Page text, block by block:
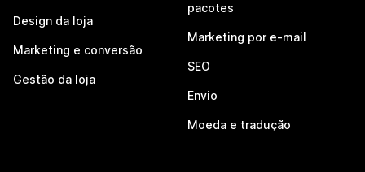
Design da loja
Marketing e conversão
Gestão da loja
pacotes
Marketing por e-mail
SEO
Envio
Moeda e tradução